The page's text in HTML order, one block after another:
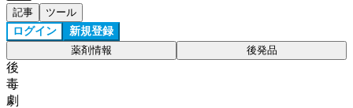
記事 ツール
ログイン 新規登録
薬剤情報 後発品
後
毒
劇